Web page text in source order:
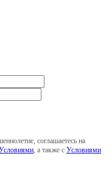
соглашаетесь на
, а также с Условиями